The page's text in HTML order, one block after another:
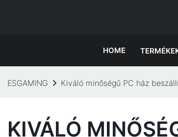
HOME
ESGAMING Kiváló minőségű PC ház
KIVÁLÓ